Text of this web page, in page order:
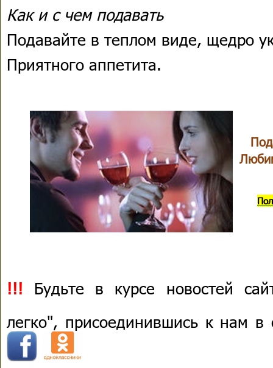
Как и с чем подавать
Подавайте в теплом виде, щедро
Приятного аппетита.
!!! Будьте в курсе новостей
легко", присоединившись к нам